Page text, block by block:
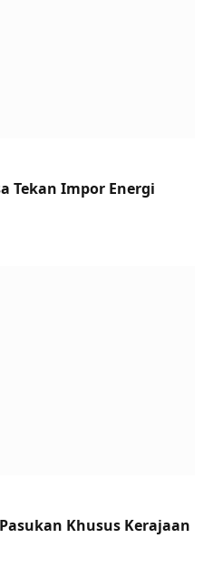
Tekan Impor Energi
Khusus Kerajaan